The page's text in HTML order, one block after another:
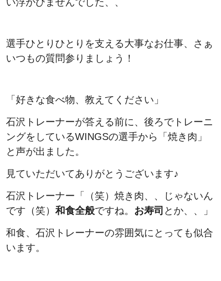
選手ひとりひとりを支える大事なお仕事、さぁ
いつもの質問参りましょう！
「好きな食べ物、教えてください」
石沢トレーナーが答える前に、後ろでトレーニ
ングをしているWINGSの選手から「焼き肉」
と声が出ました。
見ていただいてありがとうございます♪
石沢トレーナー「（笑）焼き肉、、じゃないん
です（笑） 和食全般ですね。 お寿司 とか、、」
和食、石沢トレーナーの雰囲気にとっても似合
います。